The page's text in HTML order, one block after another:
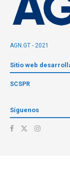
AGN.GT - 2021
Sitio web
SCSPR
Síguenos